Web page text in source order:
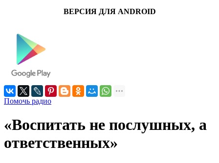
ВЕРСИЯ ДЛЯ ANDROID
Помочь радио
«Воспитать не послушных, а
ответственных»